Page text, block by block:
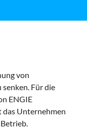
von
Für die
ENGIE
das Unternehmen